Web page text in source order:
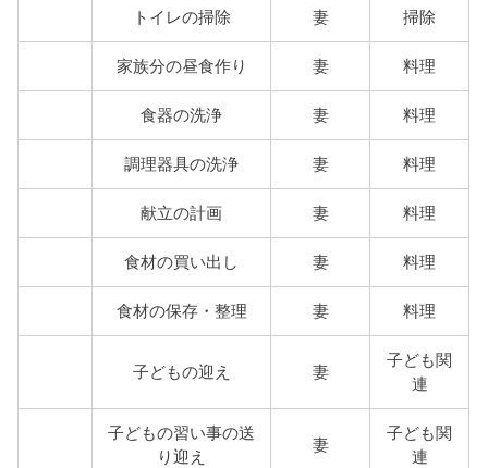
トイレの掃除 妻 掃除
家族分の昼食作り 妻 料理
食器の洗浄 妻 料理
調理器具の洗浄 妻 料理
献立の計画 妻 料理
食材の買い出し 妻 料理
食材の保存・整理 妻 料理
子どもの迎え 妻
子ども関
連
子どもの習い事の送
り迎え
妻
子ども関
連